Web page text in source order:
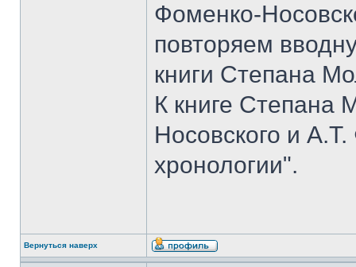
Фоменко-
повторяем
книги Степана
К книге Степана
Носовского и
хронологии".
Вернуться наверх